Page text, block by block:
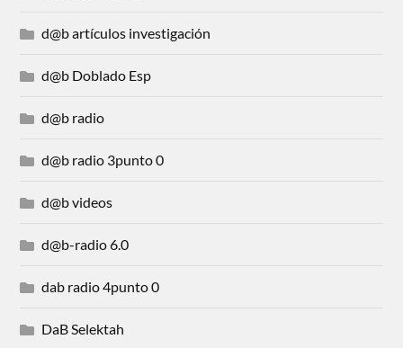
d@b artículos investigación
d@b Doblado Esp
d@b radio
d@b radio 3punto 0
d@b videos
d@b-radio 6.0
dab radio 4punto 0
DaB Selektah